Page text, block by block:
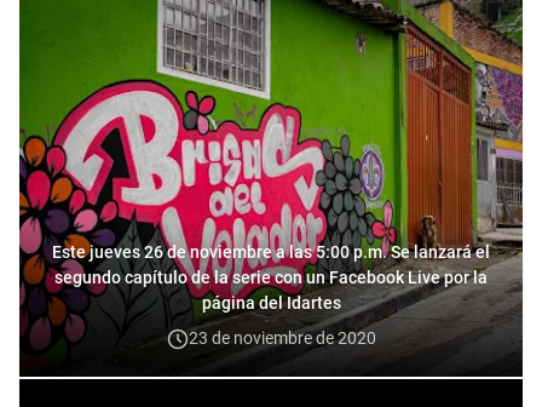
Este jueves 26 de noviembre a las 5:00 p.m. Se lanzará el
segundo capítulo de la serie con un Facebook Live por la
página del Idartes
23 de noviembre de 2020